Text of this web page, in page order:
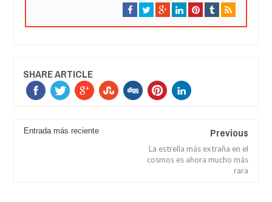
SHARE ARTICLE
Entrada más reciente Previous
La estrella más extraña en el
cosmos es ahora mucho más
rara